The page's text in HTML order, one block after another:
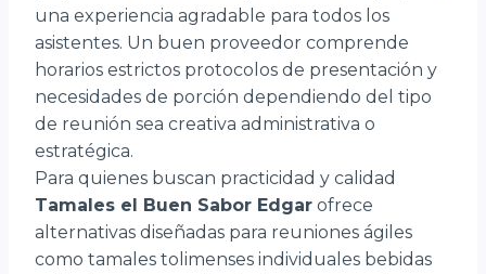
una experiencia agradable para todos los
asistentes. Un buen proveedor comprende
horarios estrictos protocolos de presentación y
necesidades de porción dependiendo del tipo
de reunión sea creativa administrativa o
estratégica.
Para quienes buscan practicidad y calidad
Tamales el Buen Sabor Edgar ofrece
alternativas diseñadas para reuniones ágiles
como tamales tolimenses individuales bebidas